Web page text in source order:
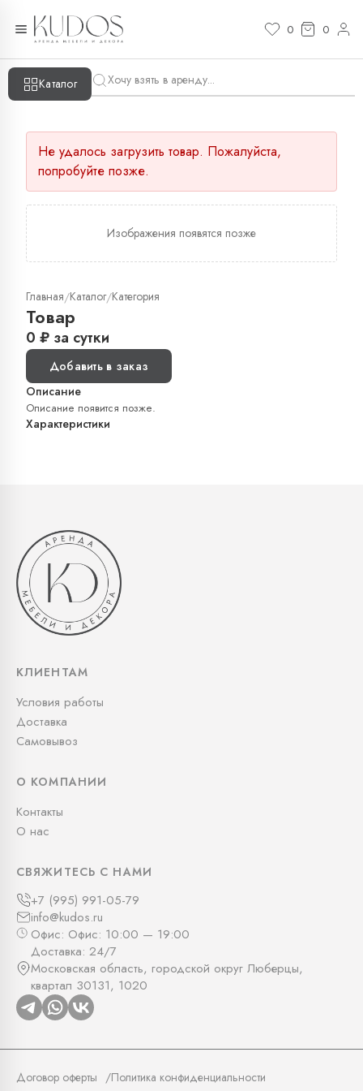
0 0
Каталог
Не удалось загрузить товар. Пожалуйста,
попробуйте позже.
Изображения появятся позже
Главная/Каталог/Категория
Товар
0 ₽ за сутки
Добавить в заказ
Описание
Описание появится позже.
Характеристики
КЛИЕНТАМ
Условия работы
Доставка
Самовывоз
О КОМПАНИИ
Контакты
О нас
СВЯЖИТЕСЬ С НАМИ
+7 (995) 991-05-79
info@kudos.ru
Офис: Офис: 10:00 — 19:00
Доставка: 24/7
Московская область, городской округ Люберцы,
квартал 30131, 1020
Договор оферты Политика конфиденциальности